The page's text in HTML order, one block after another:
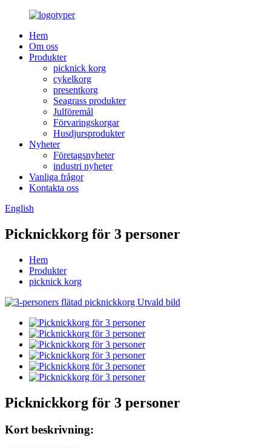
Hem
Om oss
Produkter
picknick korg
cykelkorg
presentkorg
Seagrass produkter
Julföremål
Förvaringskorgar
Husdjursprodukter
Nyheter
Företagsnyheter
industri nyheter
Vanliga frågor
Kontakta oss
English
Picknickkorg för 3 personer
Hem
Produkter
picknick korg
Picknickkorg för 3 personer
Kort beskrivning: